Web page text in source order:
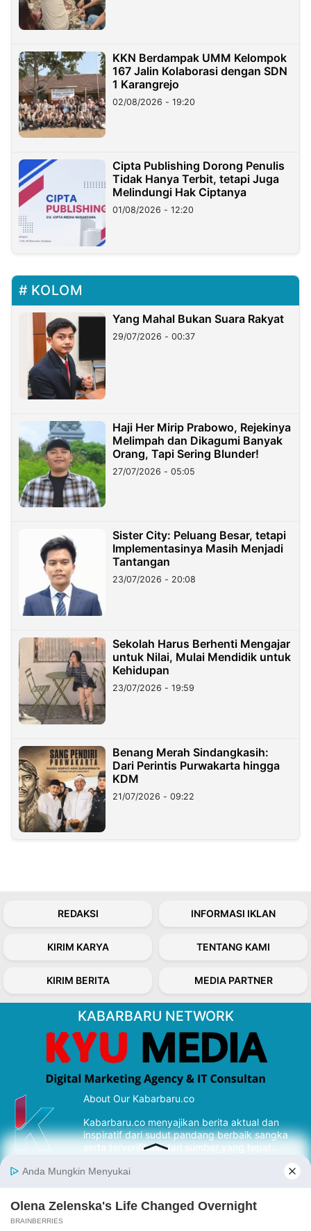
KKN Berdampak UMM Kelompok
167 Jalin Kolaborasi dengan SDN
1 Karangrejo
02/08/2026 - 19:20
Cipta Publishing Dorong Penulis
Tidak Hanya Terbit, tetapi Juga
Melindungi Hak Ciptanya
01/08/2026 - 12:20
KOLOM
Yang Mahal Bukan Suara Rakyat
29/07/2026 - 00:37
Haji Her Mirip Prabowo, Rejekinya
Melimpah dan Dikagumi Banyak
Orang, Tapi Sering Blunder!
27/07/2026 - 05:05
Sister City: Peluang Besar, tetapi
Implementasinya Masih Menjadi
Tantangan
23/07/2026 - 20:08
Sekolah Harus Berhenti Mengajar
untuk Nilai, Mulai Mendidik untuk
Kehidupan
23/07/2026 - 19:59
Benang Merah Sindangkasih:
Dari Perintis Purwakarta hingga
KDM
21/07/2026 - 09:22
REDAKSI INFORMASI IKLAN
KIRIM KARYA TENTANG KAMI
KIRIM BERITA MEDIA PARTNER
KABARBARU NETWORK
About Our Kabarbaru.co
Kabarbaru.co menyajikan berita aktual dan
inspiratif dari sudut pandang berbaik sangka
serta terverifikasi dari sumber yang tepat.